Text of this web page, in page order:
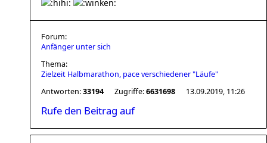
Forum:
Anfänger unter sich
Thema:
Zielzeit Halbmarathon, pace verschiedener "Läufe"
Antworten:33194 Zugriffe:6631698 13.09.2019, 11:26
Rufe den Beitrag auf